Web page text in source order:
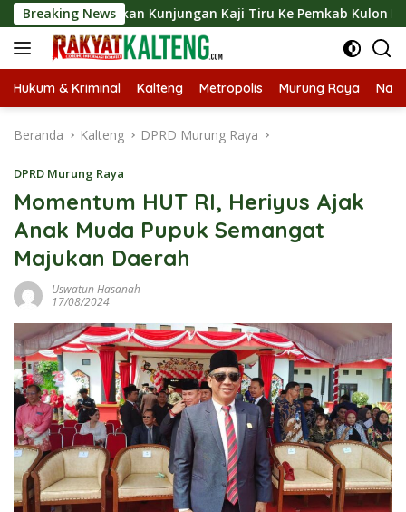
Langsung
ke
konten
Breaking News
Kunjungan Kaji Tiru Ke Pemkab Kulon Progo
Hukum & Kriminal Kalteng Metropolis Murung Raya
Beranda Kalteng DPRD Murung Raya
DPRD Murung Raya
Momentum HUT RI, Heriyus Ajak
Anak Muda Pupuk Semangat
Majukan Daerah
Uswatun Hasanah
17/08/2024